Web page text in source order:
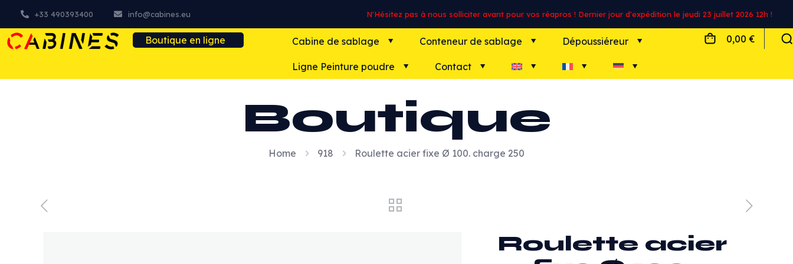
+33 490393400 info@cabines.eu N'Hésitez pas à nous solliciter avant pour vos réapros ! Dernier jour d'expédition le jeudi 23 juillet 2026 12h !
Boutique en ligne Cabine de sablage Conteneur de sablage Dépoussiéreur
Ligne Peinture poudre Contact
0,00 €
Boutique
Home 918 Roulette acier fixe Ø 100. charge 250
Roulette acier